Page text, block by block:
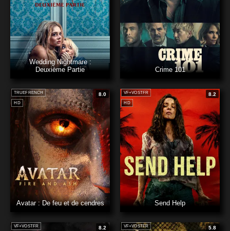
Wedding Nightmare :
Deuxième Partie
Crime 101
HD
TRUEFRENCH 8.0
Avatar : De feu et de cendres
HD
VF+VOSTFR 8.2
Send Help
VF+VOSTFR 8.2 VF+VOSTFR 5.8